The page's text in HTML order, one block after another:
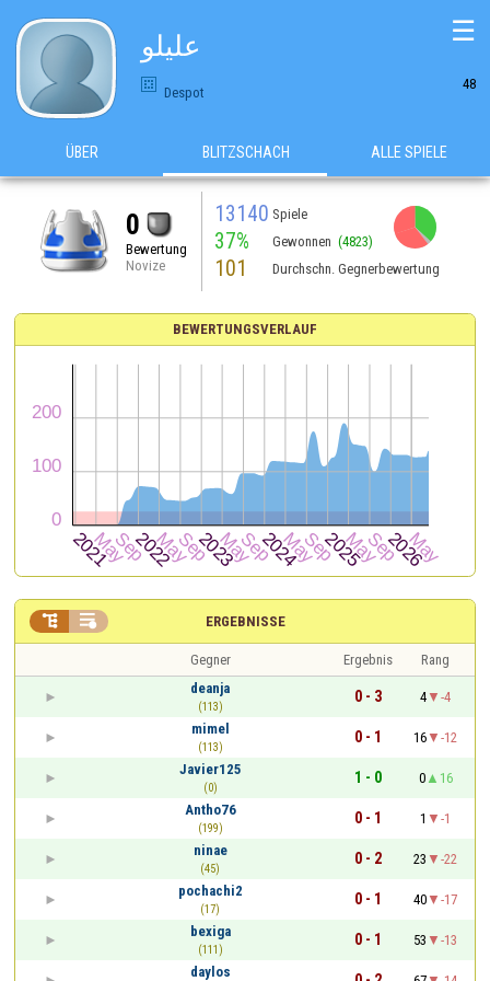
عليلو
Despot
48
☰
ÜBER BLITZSCHACH ALLE SPIELE
0
Bewertung
Novize
13140 Spiele
37% Gewonnen (4823)
101 Durchschn. Gegnerbewertung
BEWERTUNGSVERLAUF
ERGEBNISSE
 
Gegner Ergebnis
Rang
deanja
(113)
0 - 3 4
-4
mimel
(113)
0 - 1 16
-12
Javier125
(0)
1 - 0 0
16
Antho76
(199)
0 - 1 1
-1
ninae
(45)
0 - 2 23
-22
pochachi2
(17)
0 - 1 40
-17
bexiga
(111)
0 - 1 53
-13
daylos